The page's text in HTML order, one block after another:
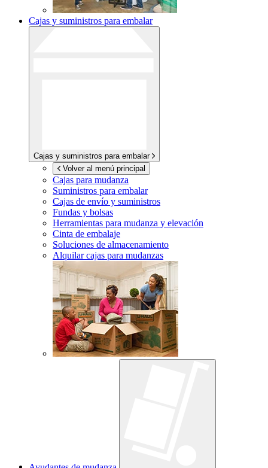
Cajas y suministros para embalar
Cajas y suministros para embalar
Volver al menú principal
Cajas para mudanza
Suministros para embalar
Cajas de envío y suministros
Fundas y bolsas
Herramientas para mudanza y elevación
Cinta de embalaje
Soluciones de almacenamiento
Alquilar cajas para mudanzas